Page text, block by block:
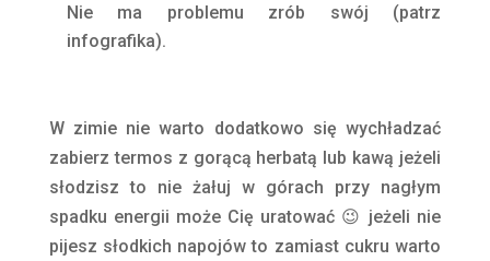
Nie ma problemu zrób swój (patrz
infografika).
W zimie nie warto dodatkowo się wychładzać
zabierz termos z gorącą herbatą lub kawą jeżeli
słodzisz to nie żałuj w górach przy nagłym
spadku energii może Cię uratować 😉 jeżeli nie
pijesz słodkich napojów to zamiast cukru warto